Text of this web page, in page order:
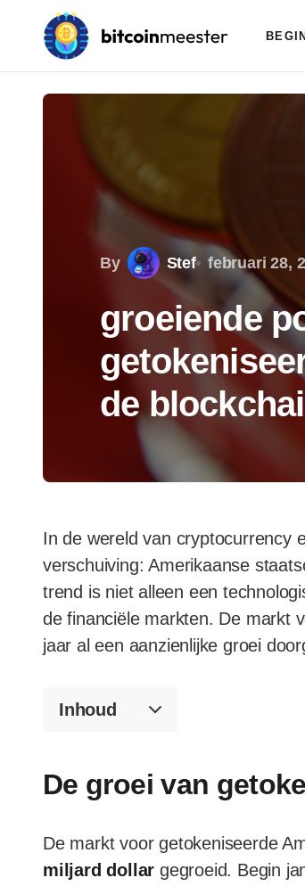
By Stef februari 28,
groeiende
de
In de wereld van cryptocurrency
verschuiving: Amerikaanse
trend is niet alleen een
de financiële markten. De markt
jaar al een aanzienlijke groei
Inhoud
De groei van
De markt voor getokeniseerde
miljard dollar gegroeid. Begin